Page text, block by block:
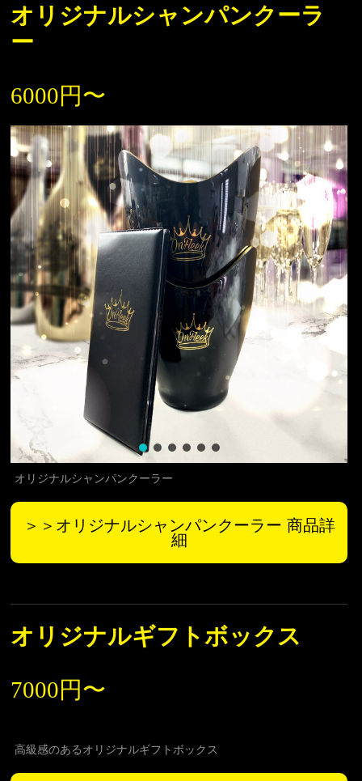
オリジナルシャンパンクーラ
ー
6000円〜
オリジナルシャンパンクーラー
＞＞オリジナルシャンパンクーラー 商品詳
細
オリジナルギフトボックス
7000円〜
高級感のあるオリジナルギフトボックス